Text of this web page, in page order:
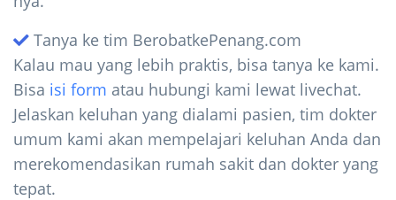
Tanya ke tim BerobatkePenang.com
Kalau mau yang lebih praktis, bisa tanya ke kami.
Bisa isi form atau hubungi kami lewat livechat.
Jelaskan keluhan yang dialami pasien, tim dokter
umum kami akan mempelajari keluhan Anda dan
merekomendasikan rumah sakit dan dokter yang
tepat.